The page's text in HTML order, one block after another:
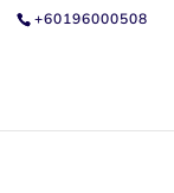
+60196000508